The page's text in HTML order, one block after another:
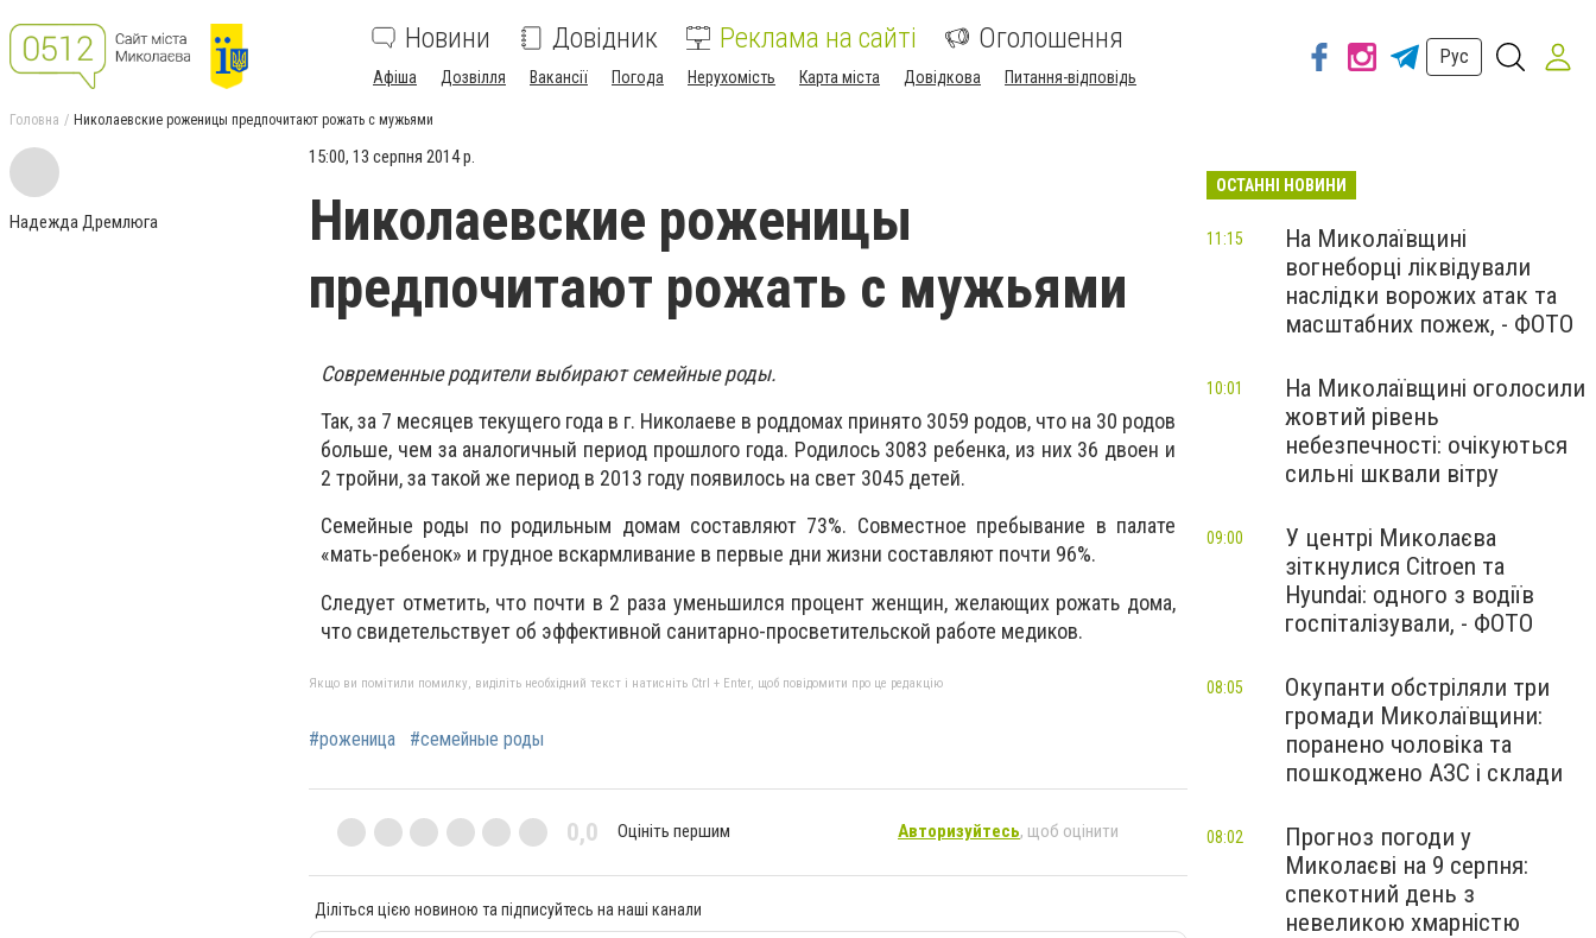
Новини Довідник Реклама на сайті Оголошення
Афіша Дозвілля Вакансії Погода Нерухомість Карта міста Довідкова Питання-відповідь
Рус
Головна Николаевские роженицы предпочитают рожать с мужьями
Надежда Дремлюга
15:00, 13 серпня 2014 р.
Николаевские роженицы
предпочитают рожать с мужьями
Современные родители выбирают семейные роды.
Так, за 7 месяцев текущего года в г. Николаеве в роддомах принято 3059 родов, что на 30 родов
больше, чем за аналогичный период прошлого года. Родилось 3083 ребенка, из них 36 двоен и
2 тройни, за такой же период в 2013 году появилось на свет 3045 детей.
Семейные роды по родильным домам составляют 73%. Совместное пребывание в палате
«мать-ребенок» и грудное вскармливание в первые дни жизни составляют почти 96%.
Следует отметить, что почти в 2 раза уменьшился процент женщин, желающих рожать дома,
что свидетельствует об эффективной санитарно-просветительской работе медиков.
Якщо ви помітили помилку, виділіть необхідний текст і натисніть Ctrl + Enter, щоб повідомити про це редакцію
#роженица #семейные роды
0,0 Оцініть першим Авторизуйтесь, щоб оцінити
Діліться цією новиною та підписуйтесь на наші канали
ОСТАННІ НОВИНИ
На Миколаївщині
вогнеборці ліквідували
наслідки ворожих атак та
масштабних пожеж, - ФОТО
11:15
На Миколаївщині оголосили
жовтий рівень
небезпечності: очікуються
сильні шквали вітру
10:01
У центрі Миколаєва
зіткнулися Citroen та
Hyundai: одного з водіїв
госпіталізували, - ФОТО
09:00
Окупанти обстріляли три
громади Миколаївщини:
поранено чоловіка та
пошкоджено АЗС і склади
08:05
Прогноз погоди у
Миколаєві на 9 серпня:
спекотний день з
невеликою хмарністю
08:02